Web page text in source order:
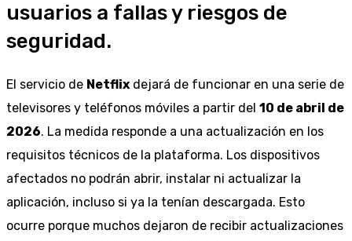
usuarios a fallas y riesgos de
seguridad.
El servicio de Netflix dejará de funcionar en una serie de
televisores y teléfonos móviles a partir del 10 de abril de
2026. La medida responde a una actualización en los
requisitos técnicos de la plataforma. Los dispositivos
afectados no podrán abrir, instalar ni actualizar la
aplicación, incluso si ya la tenían descargada. Esto
ocurre porque muchos dejaron de recibir actualizaciones